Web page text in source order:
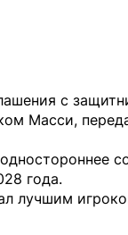
с
Масси,
года.
лучшим